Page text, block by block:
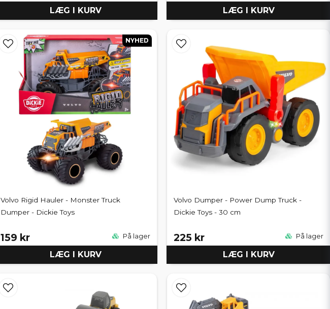
LÆG I KURV LÆG I KURV
Volvo Rigid Hauler - Monster Truck
Dumper - Dickie Toys
159 kr På lager
LÆG I KURV
NYHED
Volvo Dumper - Power Dump Truck -
Dickie Toys - 30 cm
225 kr På lager
LÆG I KURV